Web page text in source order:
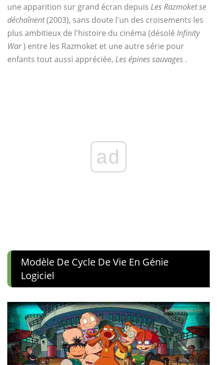
une apparition sur grand écran depuis Les Razmoket se
déchaînent(2003), sans doute l'un des croisements les
plus ambitieux de l'histoire du cinéma (désolé Infinity
War) entre les Razmoket et une autre série pour
enfants tout aussi appréciée, Les épines sauvages .
ad
Modèle De Cycle De Vie En Génie
Logiciel